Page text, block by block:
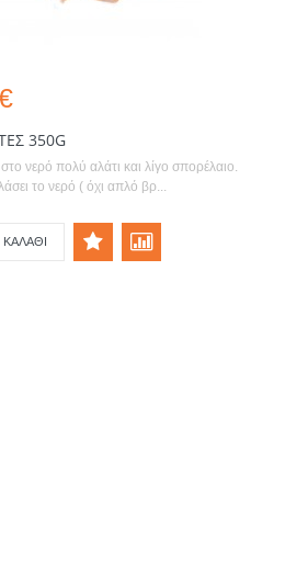
350G
νερό πολύ αλάτι και λίγο σπορέλαιο.
το νερό ( όχι απλό βρ...
ΚΑΛΆΘΙ